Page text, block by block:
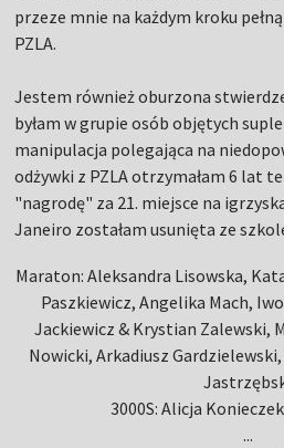
przeze mnie na każdym kroku
PZLA.
Jestem również oburzona
byłam w grupie osób objętych
manipulacja polegająca na
odżywki z PZLA otrzymałam 6 lat
"nagrodę" za 21. miejsce na
Janeiro zostałam usunięta ze
Maraton: Aleksandra Lisowska,
Paszkiewicz, Angelika Mach,
Jackiewicz & Krystian Zalewski,
Nowicki, Arkadiusz
3000S: Alicja
...